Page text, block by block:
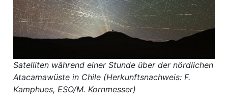
Satelliten während einer Stunde über der nördlichen
Atacamawüste in Chile (Herkunftsnachweis: F.
Kamphues, ESO/M. Kornmesser)